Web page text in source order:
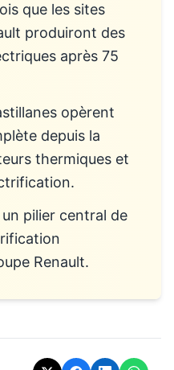
que les sites
produiront des
après 75
opèrent
depuis la
thermiques et
pilier central de
Renault.